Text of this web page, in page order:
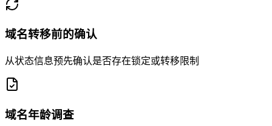
域名转移前的确认
从状态信息预先确认是否存在锁定或转移限制
域名年龄调查